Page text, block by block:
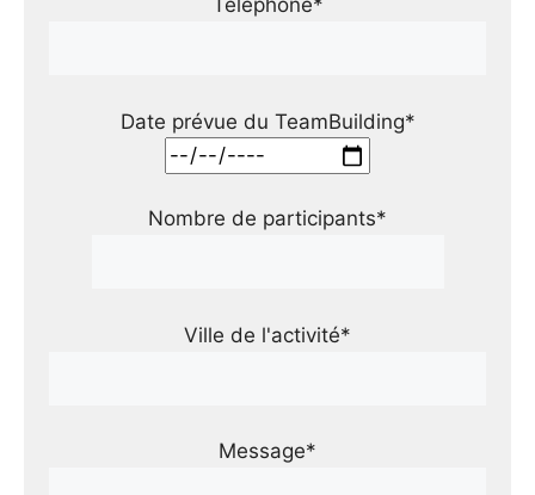
Téléphone*
Date prévue du TeamBuilding*
Nombre de participants*
Ville de l'activité*
Message*